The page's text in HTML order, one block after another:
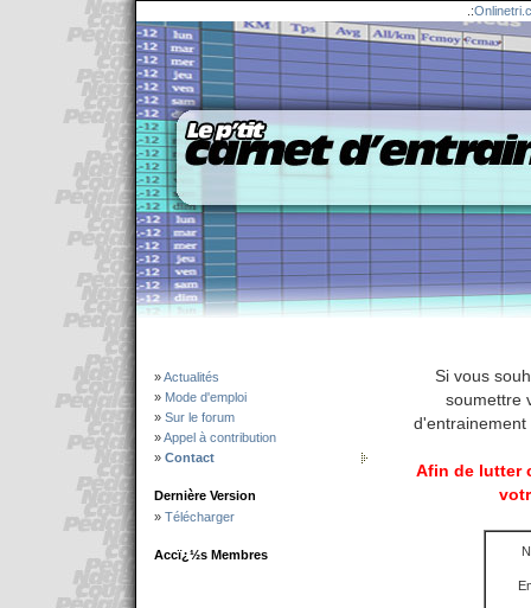
.:
»Actualités
» Mode d'emploi
» Sur le forum
»Appel à contribution
» Contact
Dernière Version
» Télécharger
Accï¿½s Membres
Si vous
soumettre
Afin de lutter